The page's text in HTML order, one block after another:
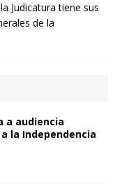
Judicatura tiene sus
de la
a audiencia
la Independencia